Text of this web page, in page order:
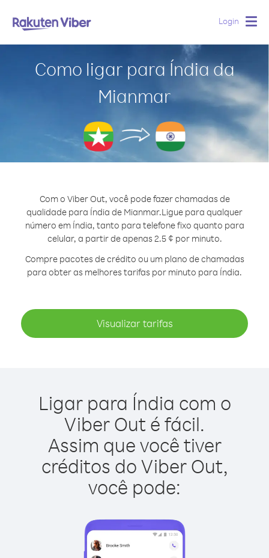
Login
Como ligar para Índia da
Mianmar
Com o Viber Out, você pode fazer chamadas de
qualidade para Índia de Mianmar.Ligue para qualquer
número em Índia, tanto para telefone fixo quanto para
celular, a partir de apenas 2.5 ¢ por minuto.
Compre pacotes de crédito ou um plano de chamadas
para obter as melhores tarifas por minuto para Índia.
Visualizar tarifas
Ligar para Índia com o
Viber Out é fácil.
Assim que você tiver
créditos do Viber Out,
você pode: